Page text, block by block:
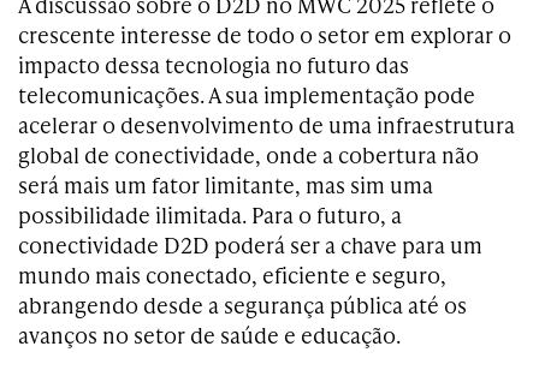
crescente interesse de todo o setor em explorar o
impacto dessa tecnologia no futuro das
telecomunicações. A sua implementação pode
acelerar o desenvolvimento de uma infraestrutura
global de conectividade, onde a cobertura não
será mais um fator limitante, mas sim uma
possibilidade ilimitada. Para o futuro, a
conectividade D2D poderá ser a chave para um
mundo mais conectado, eficiente e seguro,
abrangendo desde a segurança pública até os
avanços no setor de saúde e educação.